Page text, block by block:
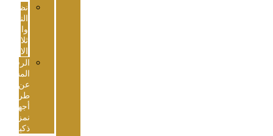
نظم
النمزجة
والمحاكاه
ثلاثیة
الابعاد
الرفع
المساحي
طریق
أجھزة
نمزجة
ذكیة